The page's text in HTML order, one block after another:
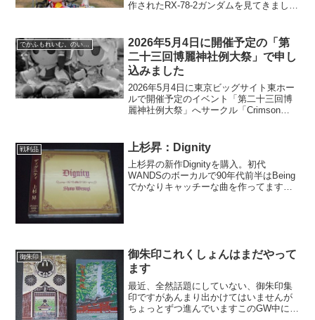
作されたRX-78-2ガンダムを見てきまし
ま一泊して宮城蔵王キツネ村に行って、
そのまま福島...
2026年5月4日に開催予定の「第
二十三回博麗神社例大祭」で申し
込みました
2026年5月4日に東京ビッグサイト東ホー
ルで開催予定のイベント「第二十三回博
麗神社例大祭」へサークル「Crimson
てサークル参加して今回2回目になりま
す。その時...
戦利品 上杉昇：Dignity
上杉昇の新作Dignityを購入。初代
WANDSのボーカルで90年代前半はBeing
でかなりキャッチーな曲を作ってますが
御朱印
御朱印これくしょんはまだやって
ます
最近、全然話題にしていない、御朱印集
印ですがあんまり出かけてはいませんが
ちょっとずつ進んでいますこのGW中には